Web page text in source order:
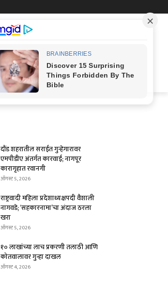
दौंड शहरातील सराईत गुन्हेगारावर
एमपीडीए अंतर्गत कारवाई; नागपूर
कारागृहात रवानगी
ऑगस्ट 5, 2026
राष्ट्रवादी महिला प्रदेशाध्यक्षपदी वैशाली
नागवडे; ‘सहकारनामा’चा अंदाज ठरला
खरा
ऑगस्ट 5, 2026
१० लाखांच्या लाच प्रकरणी तलाठी आणि
कोतवालावर गुन्हा दाखल
ऑगस्ट 4, 2026